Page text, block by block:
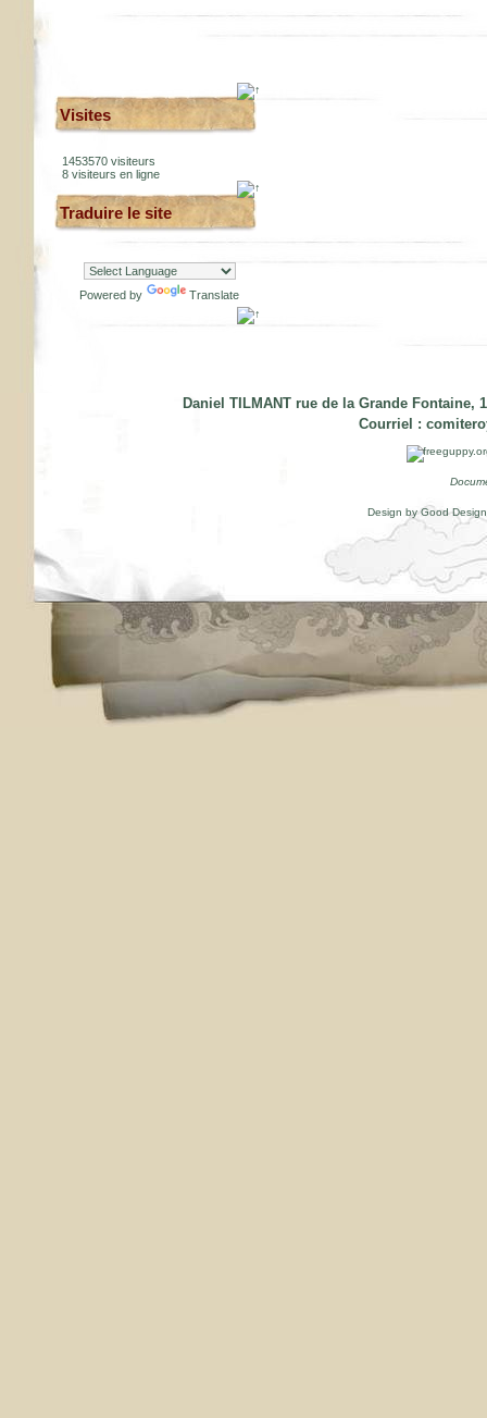
Visites
1453570 visiteurs
8 visiteurs en ligne
Traduire le site
Powered by Translate
Daniel TILMANT rue de la Grande Fontaine,
Courriel :
Design by Good